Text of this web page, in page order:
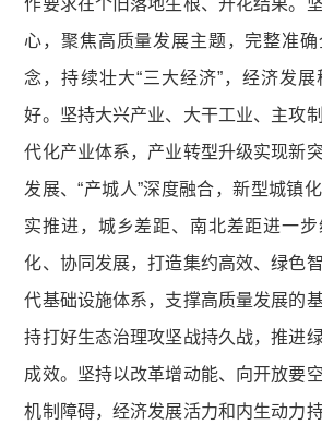
作要求在个旧落地生根、开花结果。
心，聚焦高质量发展主题，完整准
念，持续壮大“三大经济”，经济发
好。坚持大兴产业、大干工业、主攻
代化产业体系，产业转型升级实现新
发展、“产城人”深度融合，新型城镇
实推进，城乡差距、南北差距进一
化、协同发展，打造集约高效、绿色
代基础设施体系，支撑高质量发展的
持打好生态治理攻坚战持久战，推进
成效。坚持以改革增动能、向开放要
机制障碍，经济发展活力和内生动力